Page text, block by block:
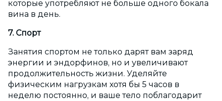
которые употребляют не больше одного бокала
вина в день.
7. Спорт
Занятия спортом не только дарят вам заряд
энергии и эндорфинов, но и увеличивают
продолжительность жизни. Уделяйте
физическим нагрузкам хотя бы 5 часов в
неделю постоянно, и ваше тело поблагодарит